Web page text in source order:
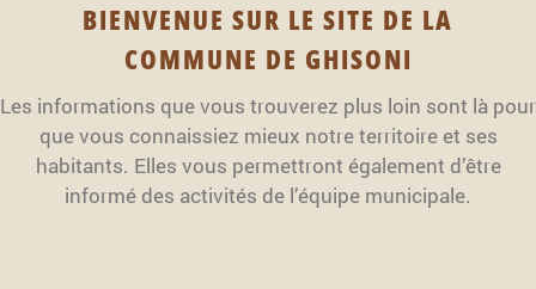
BIENVENUE SUR LE SITE DE LA
COMMUNE DE GHISONI
Les informations que vous trouverez plus loin sont là pour
que vous connaissiez mieux notre territoire et ses
habitants. Elles vous permettront également d’être
informé des activités de l’équipe municipale.